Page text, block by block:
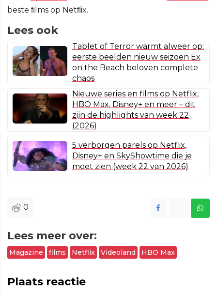
beste ﬁlms op Netﬂix.
Lees ook
Tablet of Terror warmt alweer op:
eerste beelden nieuw seizoen Ex
on the Beach beloven complete
chaos
Nieuwe series en films op Netflix,
HBO Max, Disney+ en meer – dit
zijn de highlights van week 22
(2026)
5 verborgen parels op Netflix,
Disney+ en SkyShowtime die je
moet zien (week 22 van 2026)
0
Lees meer over:
Magazine films Netflix Videoland HBO Max
Plaats reactie